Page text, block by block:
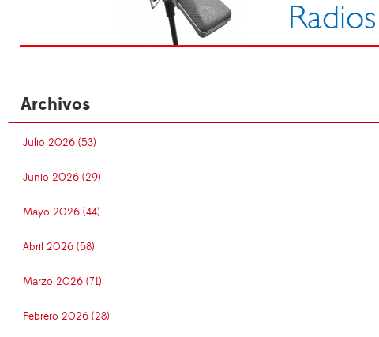
Archivos
Julio 2026 (53)
Junio 2026 (29)
Mayo 2026 (44)
Abril 2026 (58)
Marzo 2026 (71)
Febrero 2026 (28)